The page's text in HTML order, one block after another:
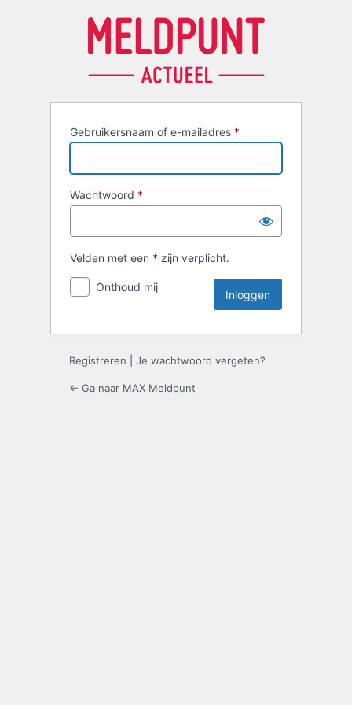
Gebruikersnaam of e-mailadres *
Wachtwoord *
Velden met een * zijn verplicht.
Onthoud mij
Registreren Je wachtwoord vergeten?
← Ga naar MAX Meldpunt